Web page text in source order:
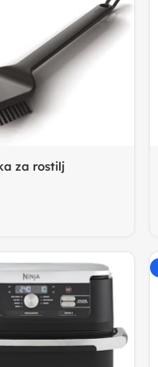
za rostilj